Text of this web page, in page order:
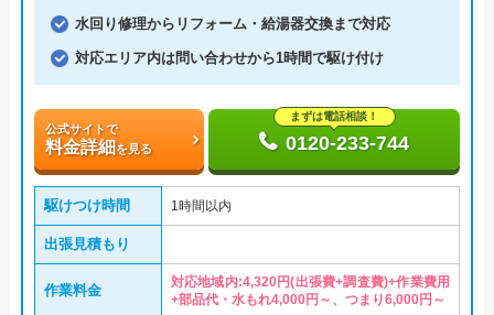
水回り修理からリフォーム・給湯器交換まで対応
対応エリア内は問い合わせから1時間で駆け付け
公式サイトで
料金詳細を見る
まずは電話相談！
0120-233-744
駆けつけ時間 1時間以内
出張見積もり
作業料金
対応地域内:4,320円(出張費+調査費)+作業費用
+部品代・水もれ4,000円～、つまり6,000円～